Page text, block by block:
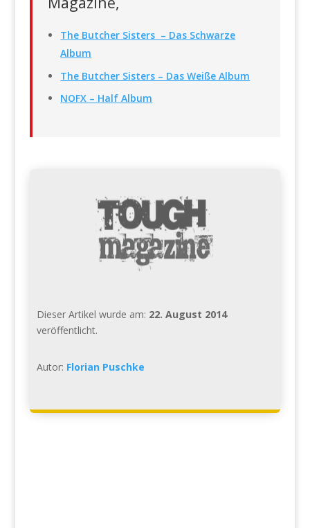
The Butcher Sisters – Das Schwarze
Album
The Butcher Sisters – Das Weiße Album
NOFX – Half Album
Dieser Artikel wurde am: 22. August 2014
veröffentlicht.
Autor: Florian Puschke